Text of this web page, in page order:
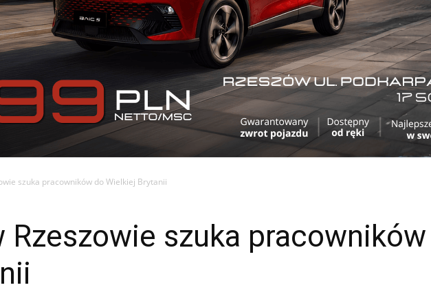
szuka pracowników do Wielkiej Brytanii
Rzeszowie szuka